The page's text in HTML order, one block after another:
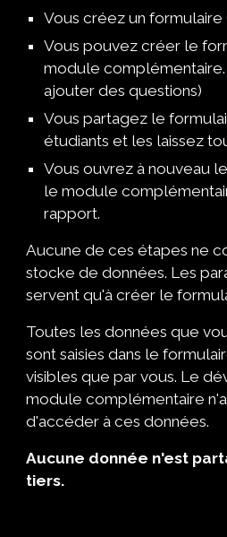
Vous créez un
Vous pouvez créer le
module
ajouter des questions)
Vous partagez le
étudiants et les laissez
Vous ouvrez à nouveau
le module
rapport.
Aucune de ces étapes ne
stocke de données. Les
servent qu'à créer le
Toutes les données que
sont saisies dans le
visibles que par vous. Le
module complémentaire
d'accéder à ces données.
Aucune donnée n'est
tiers.